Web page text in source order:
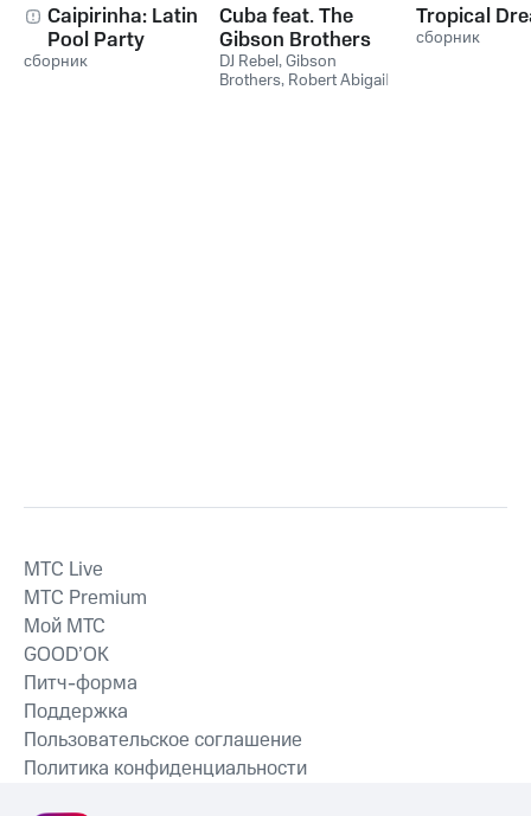
Caipirinha: Latin
Pool Party
сборник
Cuba feat. The
Gibson Brothers
DJ Rebel,Gibson
Brothers, Robert Abigail
Tropical
сборник
MTС Live
MTС Premium
Мой МТС
GOOD’OK
Питч-форма
Поддержка
Пользовательское соглашение
Политика конфиденциальности